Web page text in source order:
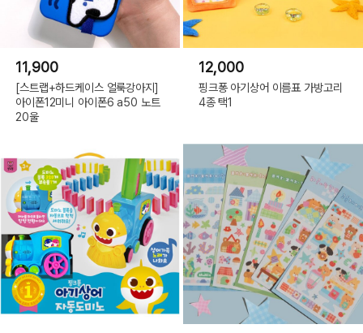
11,900
[스트랩+하드케이스 얼룩강아지]
아이폰12미니 아이폰6 a50 노트
20울
12,000
핑크퐁 아기상어 이름표 가방고리
4종 택1